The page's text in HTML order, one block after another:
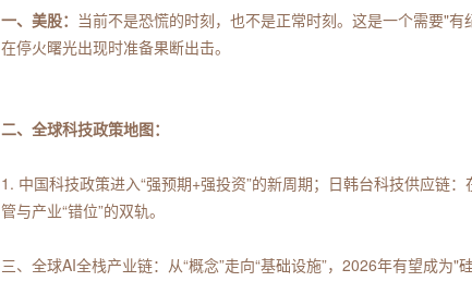
一、美股： 当前不是恐慌的时刻，也不是正常时刻。这是一个需要"有
在停火曙光出现时准备果断出击。
二、全球科技政策地图：
1. 中国科技政策进入“强预期+强投资”的新周期；日韩台科技供应链
管与产业“错位”的双轨。
三、全球AI全栈产业链：从“概念”走向“基础设施”，2026年有望成为"